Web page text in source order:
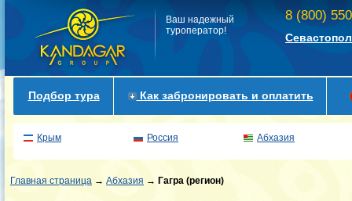
Ваш надежный
туроператор!
8 (800)
Подбор тура Как забронировать и оплатить
Крым Россия Абхазия
Главная страница → Абхазия → Гагра (регион)